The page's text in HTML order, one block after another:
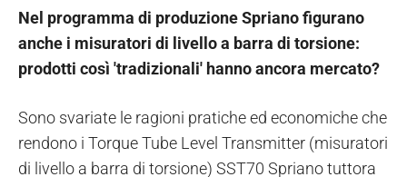
Nel programma di produzione Spriano figurano
anche i misuratori di livello a barra di torsione:
prodotti così 'tradizionali' hanno ancora mercato?
Sono svariate le ragioni pratiche ed economiche che
rendono i Torque Tube Level Transmitter (misuratori
di livello a barra di torsione) SST70 Spriano tuttora